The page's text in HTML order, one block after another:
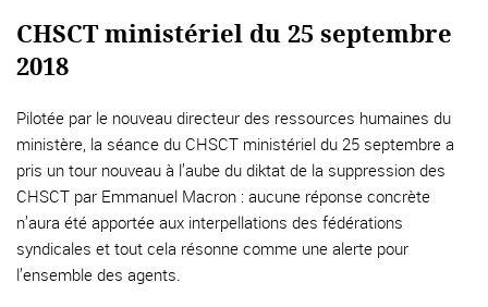
CHSCT ministériel du 25 septembre
2018
Pilotée par le nouveau directeur des ressources humaines du
ministère, la séance du CHSCT ministériel du 25 septembre a
pris un tour nouveau à l’aube du diktat de la suppression des
CHSCT par Emmanuel Macron : aucune réponse concrète
n’aura été apportée aux interpellations des fédérations
syndicales et tout cela résonne comme une alerte pour
l’ensemble des agents.